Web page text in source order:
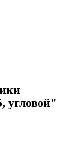
угловой"